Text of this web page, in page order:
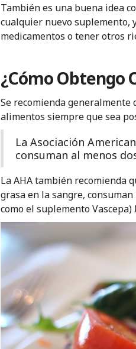
También es una buena idea
cualquier nuevo suplemento,
medicamentos o tener otros
¿Cómo Obtengo
Se recomienda
alimentos siempre que sea
La Asociación
consuman al menos
La AHA también recomienda
grasa en la sangre, consuman
como el suplemento